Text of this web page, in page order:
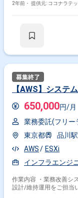
2年前・ 提供元: ココナラテ
【AWS】システ
650,000円/月
業務委託(フリー
東京都
品川駅
AWS
ESXi
インフラエンジ
作業内容 ・業務改善
設計/維持運用をご担当